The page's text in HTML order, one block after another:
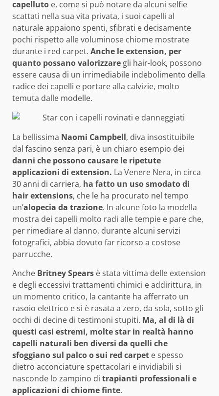
capelluto e, come si può notare da alcuni selfie
scattati nella sua vita privata, i suoi capelli al
naturale appaiono spenti, sfibrati e decisamente
pochi rispetto alle voluminose chiome mostrate
durante i red carpet. Anche le extension, per
quanto possano valorizzare gli hair-look, possono
essere causa di un irrimediabile indebolimento della
radice dei capelli e portare alla calvizie, molto
temuta dalle modelle.
La bellissima Naomi Campbell, diva insostituibile
dal fascino senza pari, è un chiaro esempio dei
danni che possono causare le ripetute
applicazioni di extension. La Venere Nera, in circa
30 anni di carriera, ha fatto un uso smodato di
hair extensions, che le ha procurato nel tempo
un’alopecia da trazione. In alcune foto la modella
mostra dei capelli molto radi alle tempie e pare che,
per rimediare al danno, durante alcuni servizi
fotografici, abbia dovuto far ricorso a costose
parrucche.
Anche Britney Spears è stata vittima delle extension
e degli eccessivi trattamenti chimici e addirittura, in
un momento critico, la cantante ha afferrato un
rasoio elettrico e si è rasata a zero, da sola, sotto gli
occhi di decine di testimoni stupiti. Ma, al di là di
questi casi estremi, molte star in realtà hanno
capelli naturali ben diversi da quelli che
sfoggiano sul palco o sui red carpet e spesso
dietro acconciature spettacolari e invidiabili si
nasconde lo zampino di trapianti professionali e
applicazioni di chiome finte.